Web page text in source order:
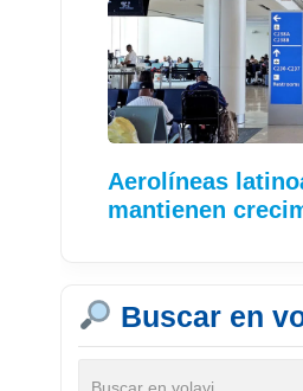
Aerolíneas
mantienen
Buscar en